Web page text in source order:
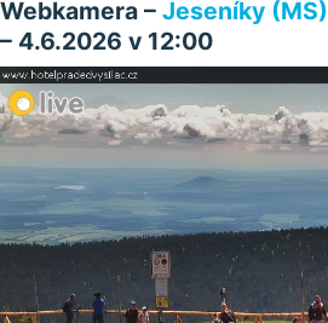
Webkamera – Jeseníky (MS)
– 4.6.2026 v 12:00